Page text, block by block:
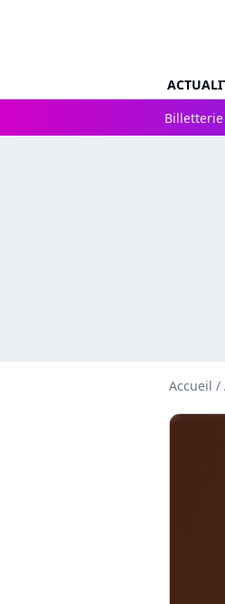
Billetterie
Accueil /